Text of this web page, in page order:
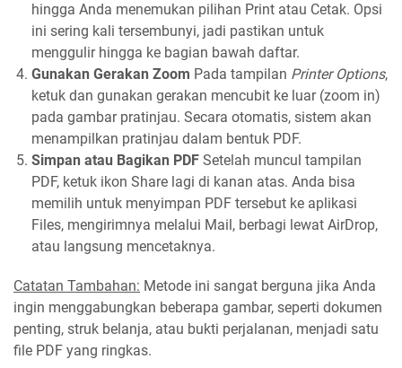
hingga Anda menemukan pilihan Print atau Cetak. Opsi
ini sering kali tersembunyi, jadi pastikan untuk
menggulir hingga ke bagian bawah daftar.
Gunakan Gerakan Zoom Pada tampilan Printer Options,
ketuk dan gunakan gerakan mencubit ke luar (zoom in)
pada gambar pratinjau. Secara otomatis, sistem akan
menampilkan pratinjau dalam bentuk PDF.
Simpan atau Bagikan PDF Setelah muncul tampilan
PDF, ketuk ikon Share lagi di kanan atas. Anda bisa
memilih untuk menyimpan PDF tersebut ke aplikasi
Files, mengirimnya melalui Mail, berbagi lewat AirDrop,
atau langsung mencetaknya.
Catatan Tambahan: Metode ini sangat berguna jika Anda
ingin menggabungkan beberapa gambar, seperti dokumen
penting, struk belanja, atau bukti perjalanan, menjadi satu
file PDF yang ringkas.